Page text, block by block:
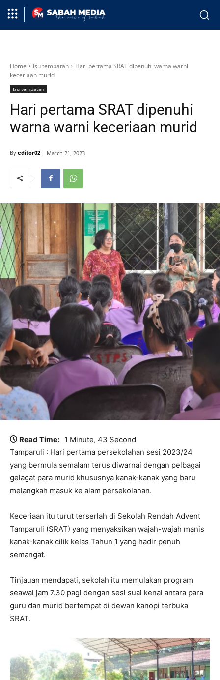
Home Isu tempatan
Hari pertama SRAT dipenuhi warna warni
keceriaan murid
Isu tempatan
Hari pertama SRAT dipenuhi
warna warni keceriaan murid
By editor02 March 21, 2023
Read Time: 1 Minute, 43 Second
Tamparuli : Hari pertama persekolahan sesi 2023/24
yang bermula semalam terus diwarnai dengan pelbagai
gelagat para murid khususnya kanak-kanak yang baru
melangkah masuk ke alam persekolahan.
Keceriaan itu turut terserlah di Sekolah Rendah Advent
Tamparuli (SRAT) yang menyaksikan wajah-wajah manis
kanak-kanak cilik kelas Tahun 1 yang hadir penuh
semangat.
Tinjauan mendapati, sekolah itu memulakan program
seawal jam 7.30 pagi dengan sesi suai kenal antara para
guru dan murid bertempat di dewan kanopi terbuka
SRAT.